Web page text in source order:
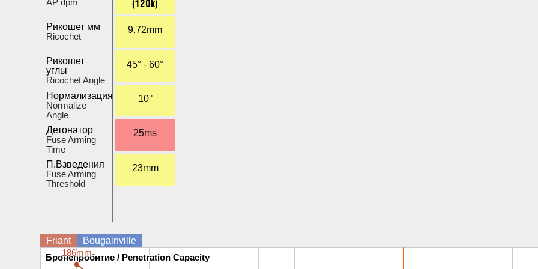
Рикошет мм
Ricochet
Рикошет
углы
Ricochet Angle
Нормализация
Normalize
Angle
Детонатор
Fuse Arming
Time
П.Взведения
Fuse Arming
Threshold
9.72mm
45° - 60°
10°
25ms
23mm
Friant Bougainville
Бронепробитие / Penetration Capacity
Бронепробитие / Penetration Capacity
186mm
186mm